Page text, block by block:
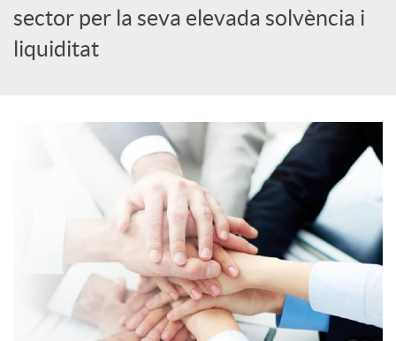
r
sector per la seva elevada solvència i
liquiditat